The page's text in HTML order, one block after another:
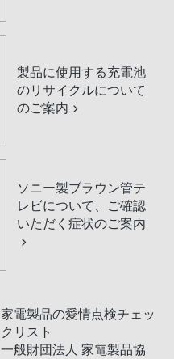
製品に使用する充電池
のリサイクルについて
のご案内
ソニー製ブラウン管テ
レビについて、ご確認
いただく症状のご案内
家電製品の愛情点検チェッ
クリスト
一般財団法人 家電製品協